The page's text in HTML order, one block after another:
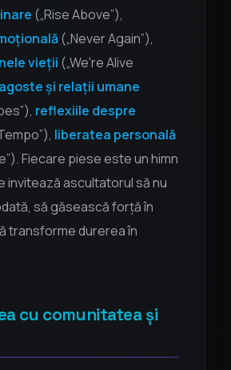
(„Rise Above”),
(„Never Again”),
vieții („We're Alive
și relații umane
reflexiile despre
liberatea personală
Fiecare piese este un himn
invitează ascultatorul să nu
să găsească forță în
transforme durerea în
cu comunitatea și